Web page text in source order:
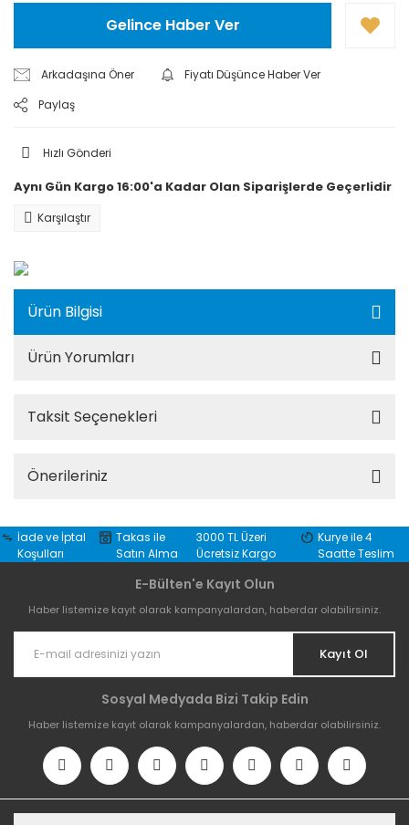
Gelince Haber Ver
Arkadaşına Öner
Fiyatı Düşünce Haber Ver
Paylaş
Hızlı Gönderi
Aynı Gün Kargo 16:00'a Kadar Olan Siparişlerde Geçerlidir
Karşılaştır
Ürün Bilgisi
Ürün Yorumları
Taksit Seçenekleri
Önerileriniz
İade ve İptal
Koşulları
Takas ile
Satın Alma
3000 TL Üzeri
Ücretsiz Kargo
Kurye ile 4
Saatte Teslim
E-Bülten'e Kayıt Olun
Haber listemize kayıt olarak kampanyalardan, haberdar olabilirsiniz.
Kayıt Ol
Sosyal Medyada Bizi Takip Edin
Haber listemize kayıt olarak kampanyalardan, haberdar olabilirsiniz.